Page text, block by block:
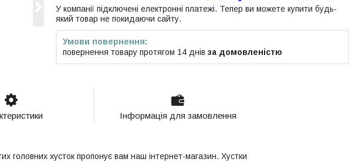
У компанії підключені електронні платежі. Тепер ви можете купити будь-
який товар не покидаючи сайту.
повернення товару протягом 14 днів за домовленістю
Інформація для замовлення
головних хусток пропонує вам наш інтернет-магазин. Хустки